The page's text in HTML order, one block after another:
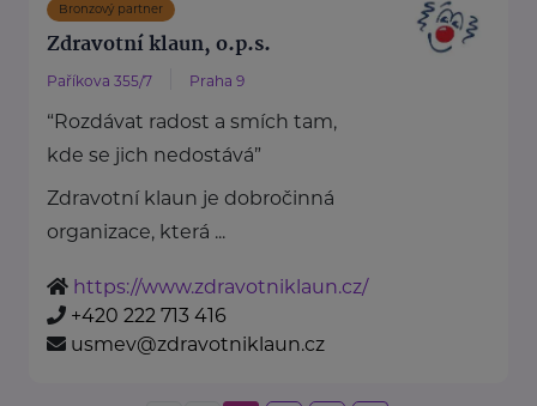
Bronzový partner
Zdravotní klaun, o.p.s.
Paříkova 355/7 Praha 9
“Rozdávat radost a smích tam,
kde se jich nedostává”
Zdravotní klaun je dobročinná
organizace, která ...
https://www.zdravotniklaun.cz/
+420 222 713 416
usmev@zdravotniklaun.cz